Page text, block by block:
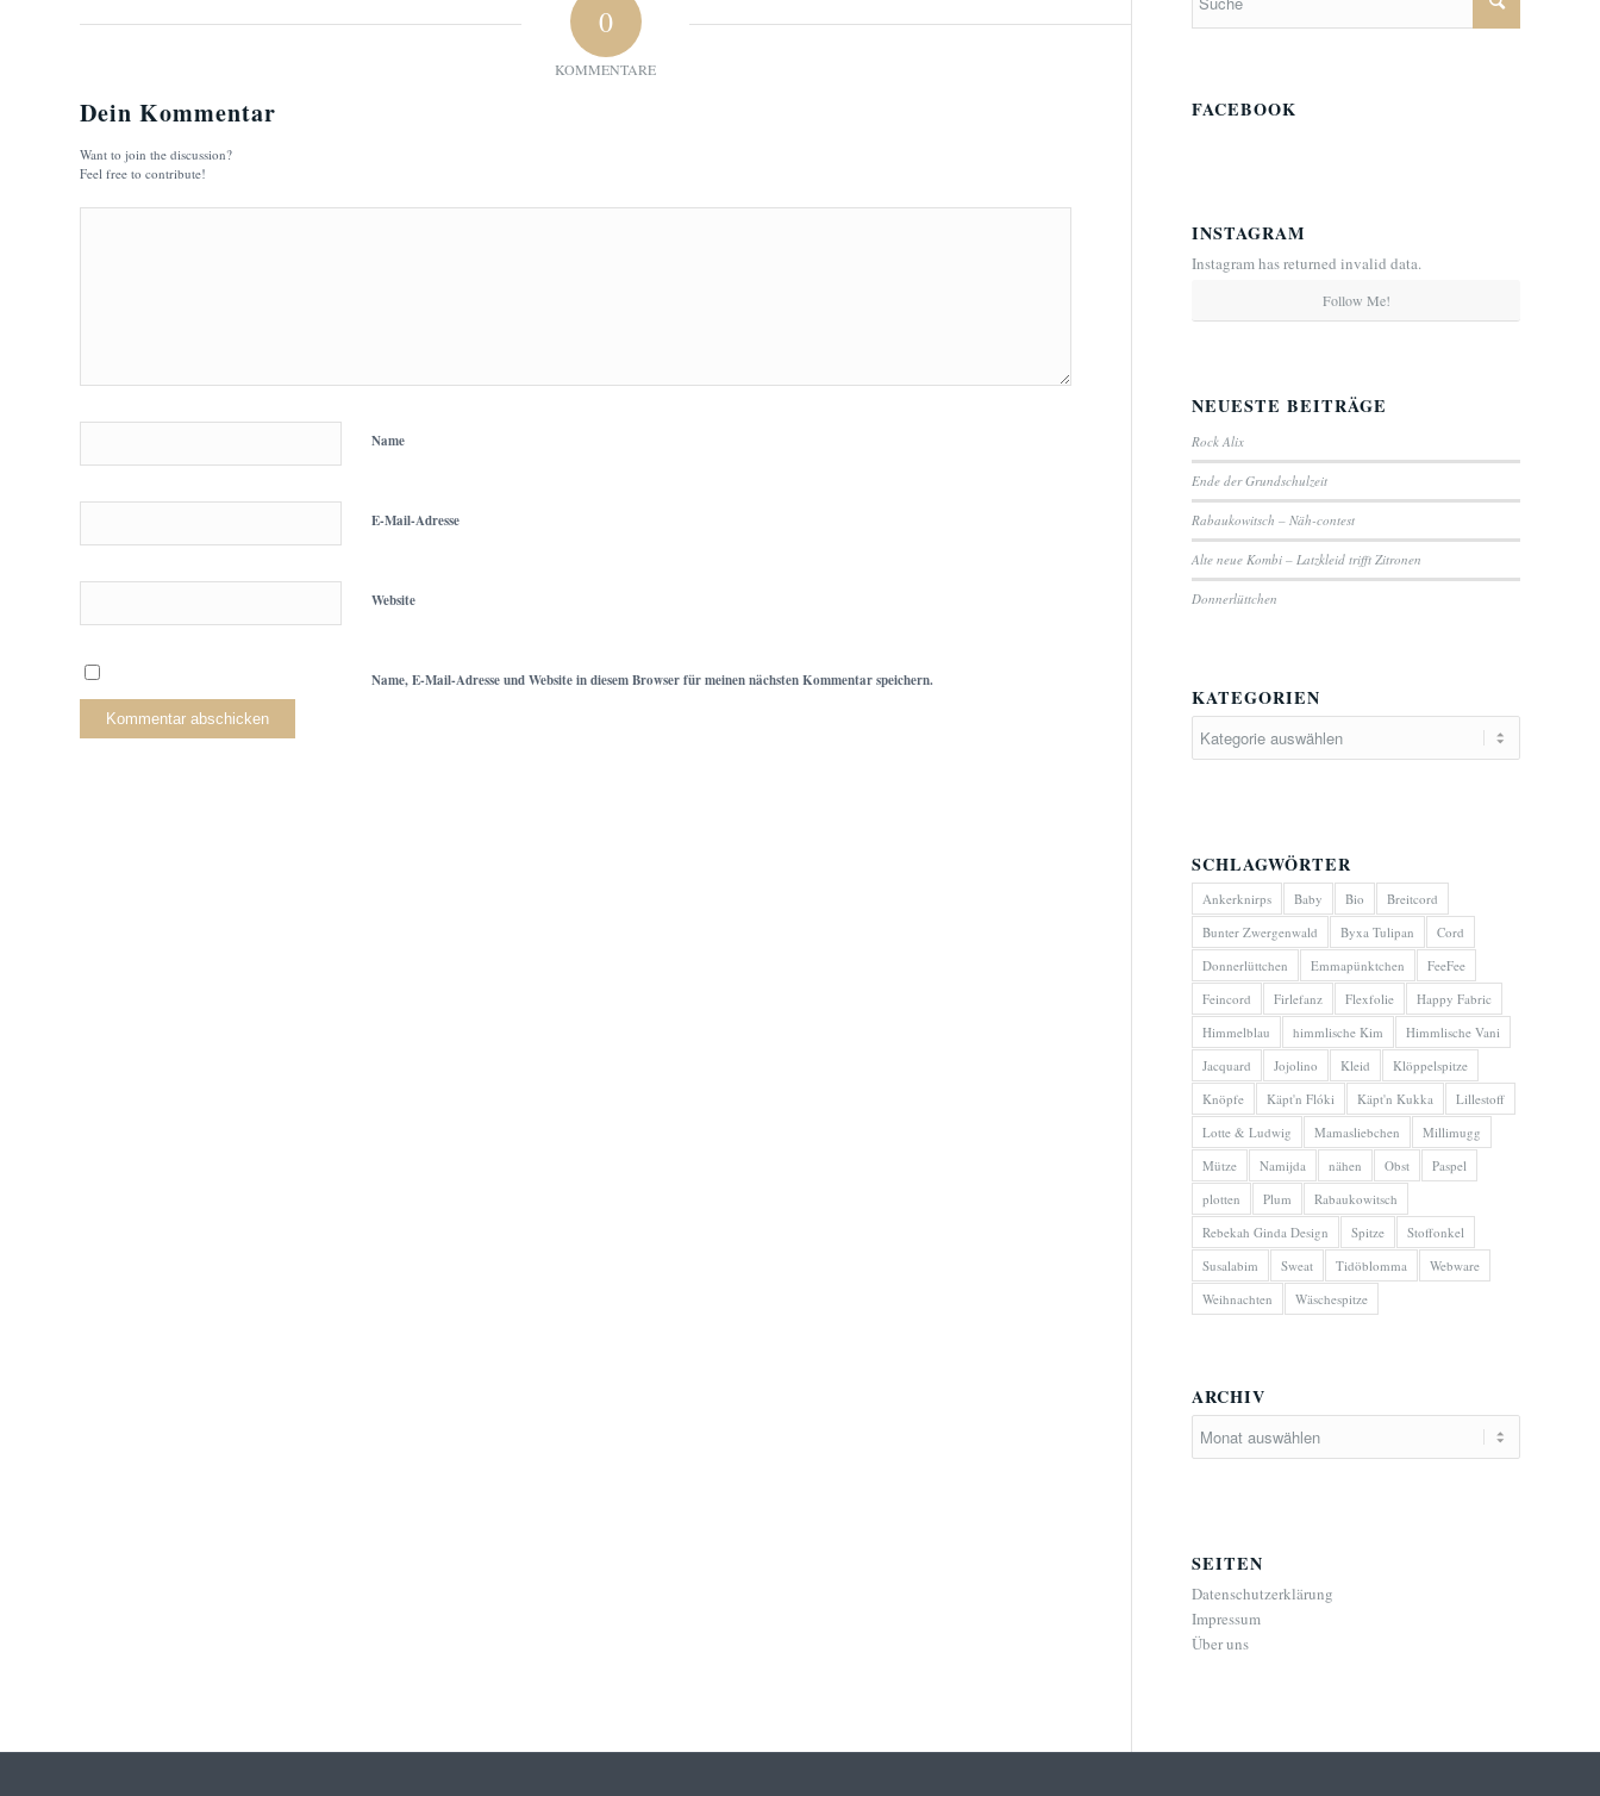
0
KOMMENTARE
Dein Kommentar
Want to join the discussion?
Feel free to contribute!
Name
E-Mail-Adresse
Website
Name, E-Mail-Adresse und Website in diesem Browser für meinen nächsten Kommentar speichern.
FACEBOOK
INSTAGRAM
Instagram has returned invalid data.
Follow Me!
NEUESTE BEITRÄGE
Rock Alix
Ende der Grundschulzeit
Rabaukowitsch – Näh-contest
Alte neue Kombi – Latzkleid trifft Zitronen
Donnerlüttchen
KATEGORIEN
SCHLAGWÖRTER
Ankerknirps Baby Bio
Breitcord
Bunter Zwergenwald
Byxa Tulipan
Cord
Donnerlüttchen
Emmapünktchen
FeeFee
Feincord
Firlefanz Flexfolie
Happy Fabric
Himmelblau
himmlische Kim
Himmlische Vani
Jacquard
Jojolino Kleid
Klöppelspitze
Knöpfe
Käpt'n Flóki Käpt'n Kukka
Lillestoff
Lotte & Ludwig
Mamasliebchen
Millimugg
Mütze
Namijda nähen Obst
Paspel
plotten
Plum
Rabaukowitsch
Rebekah Ginda Design
Spitze
Stoffonkel
Susalabim
Sweat Tidöblomma
Webware
Weihnachten
Wäschespitze
ARCHIV
SEITEN
Datenschutzerklärung
Impressum
Über uns